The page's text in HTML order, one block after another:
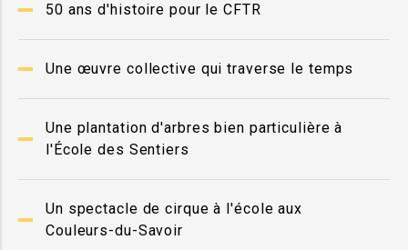
50 ans d'histoire pour le CFTR
Une œuvre collective qui traverse le temps
Une plantation d'arbres bien particulière à
l'École des Sentiers
Un spectacle de cirque à l'école aux
Couleurs-du-Savoir